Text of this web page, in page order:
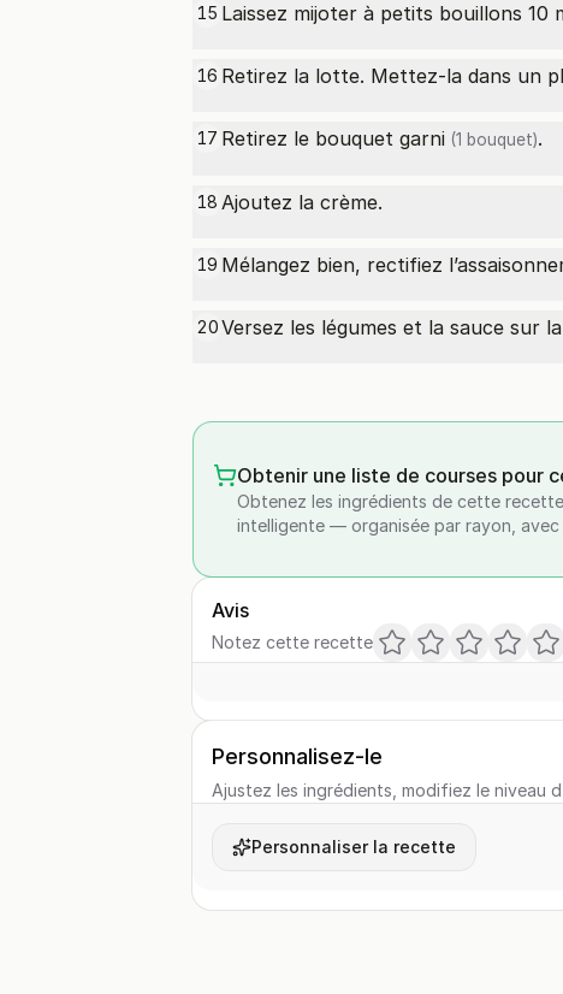
15 Laissez mijoter à petits bouillons 10
16 Retirez la lotte. Mettez-la dans un
17 Retirez le bouquet garni (1 bouquet).
18 Ajoutez la crème.
19 Mélangez bien, rectifiez
20Versez les légumes et la sauce sur
Obtenir une liste de courses pour
Obtenez les ingrédients de cette
intelligente — organisée par rayon,
Avis
Notez cette recette
Personnalisez-le
Ajustez les ingrédients, modifiez le niveau
Personnaliser la recette